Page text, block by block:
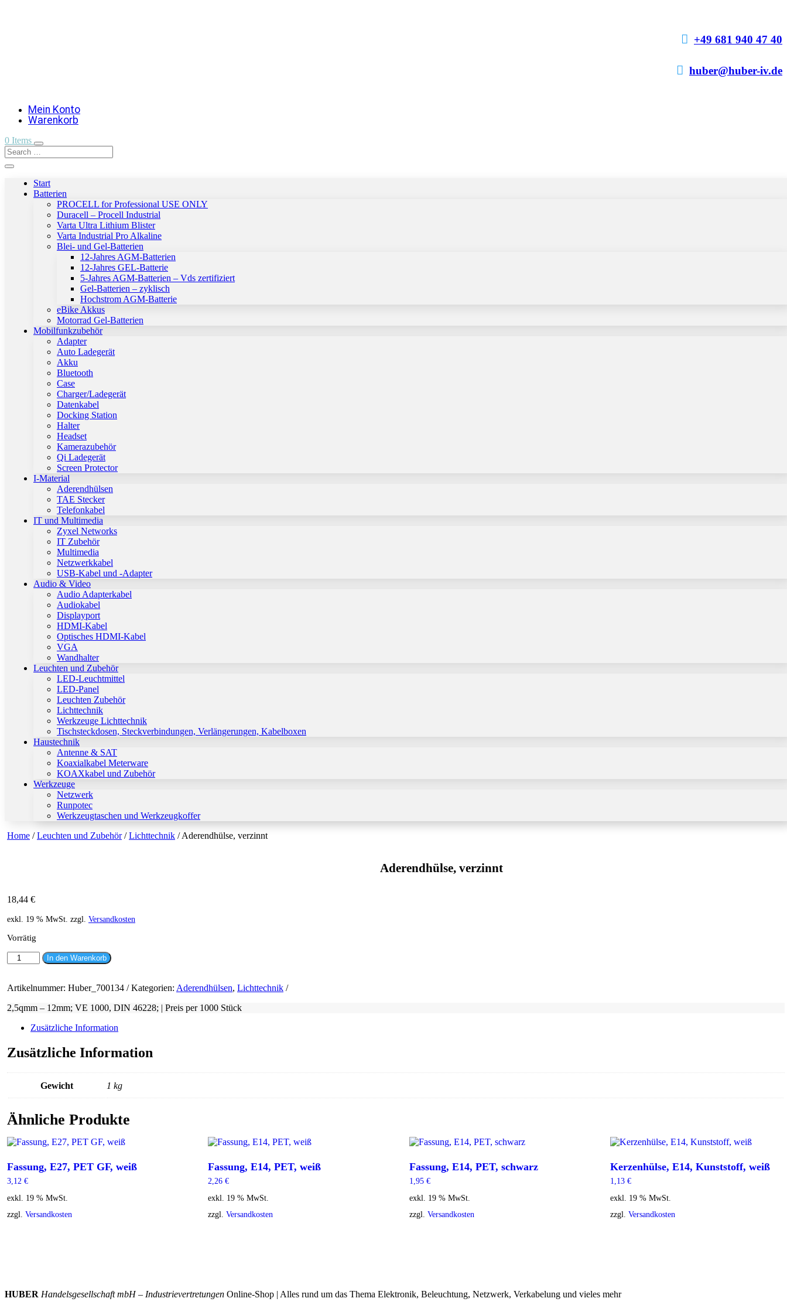
 +49 681 940 47 40
 huber@huber-iv.de
Mein Konto
Warenkorb
0 Items
Start
Batterien
PROCELL for Professional USE ONLY
Duracell – Procell Industrial
Varta Ultra Lithium Blister
Varta Industrial Pro Alkaline
Blei- und Gel-Batterien
12-Jahres AGM-Batterien
12-Jahres GEL-Batterie
5-Jahres AGM-Batterien – Vds zertifiziert
Gel-Batterien – zyklisch
Hochstrom AGM-Batterie
eBike Akkus
Motorrad Gel-Batterien
Mobilfunkzubehör
Adapter
Auto Ladegerät
Akku
Bluetooth
Case
Charger/Ladegerät
Datenkabel
Docking Station
Halter
Headset
Kamerazubehör
Qi Ladegerät
Screen Protector
I-Material
Aderendhülsen
TAE Stecker
Telefonkabel
IT und Multimedia
Zyxel Networks
IT Zubehör
Multimedia
Netzwerkkabel
USB-Kabel und -Adapter
Audio & Video
Audio Adapterkabel
Audiokabel
Displayport
HDMI-Kabel
Optisches HDMI-Kabel
VGA
Wandhalter
Leuchten und Zubehör
LED-Leuchtmittel
LED-Panel
Leuchten Zubehör
Lichttechnik
Werkzeuge Lichttechnik
Tischsteckdosen, Steckverbindungen, Verlängerungen, Kabelboxen
Haustechnik
Antenne & SAT
Koaxialkabel Meterware
KOAXkabel und Zubehör
Werkzeuge
Netzwerk
Runpotec
Werkzeugtaschen und Werkzeugkoffer
Home /Leuchten und Zubehör/Lichttechnik / Aderendhülse, verzinnt
Aderendhülse, verzinnt
18,44 €
exkl. 19 % MwSt. zzgl. Versandkosten
Vorrätig
Aderendhülse,
verzinnt
In den Warenkorb
Artikelnummer: Huber_700134 Kategorien: Aderendhülsen, Lichttechnik
2,5qmm – 12mm; VE 1000, DIN 46228; | Preis per 1000 Stück
Zusätzliche Information
Zusätzliche Information
Gewicht 1 kg
Ähnliche Produkte
Fassung, E27, PET GF, weiß
3,12 €
exkl. 19 % MwSt.
zzgl. Versandkosten
Fassung, E14, PET, weiß
2,26€
exkl. 19 % MwSt.
zzgl.Versandkosten
Fassung, E14, PET, schwarz
1,95 €
exkl. 19 % MwSt.
zzgl. Versandkosten
Kerzenhülse, E14, Kunststoff, weiß
1,13 €
exkl. 19 % MwSt.
zzgl. Versandkosten
HUBER Handelsgesellschaft mbH – Industrievertretungen Online-Shop | Alles rund um das Thema Elektronik, Beleuchtung, Netzwerk, Verkabelung und vieles mehr